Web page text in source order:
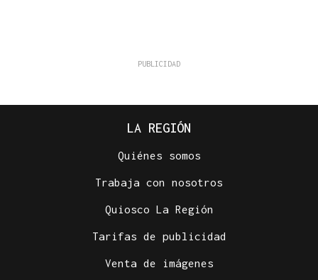
LA REGIÓN
Quiénes somos
Trabaja con nosotros
Quiosco La Región
Tarifas de publicidad
Venta de imágenes